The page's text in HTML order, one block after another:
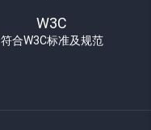
W3C
符合W3C标准及规范